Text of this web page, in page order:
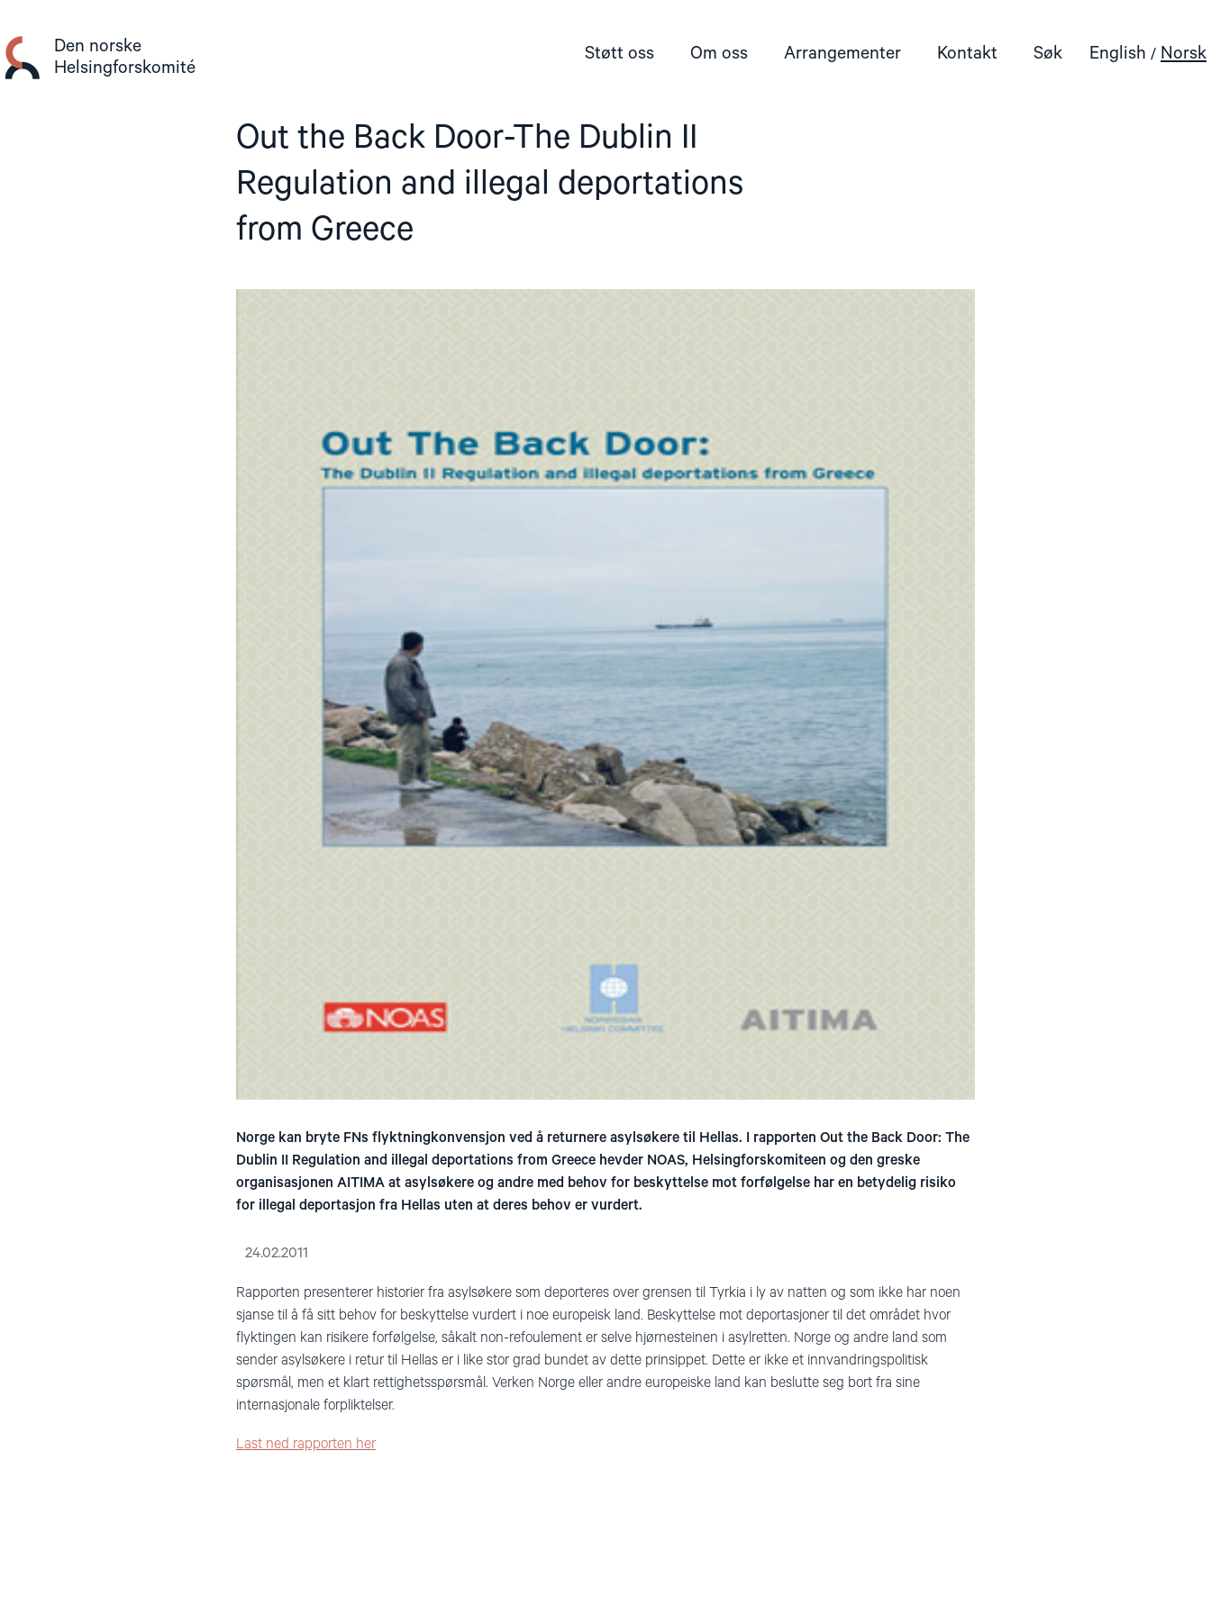
innhold
Den norske
Helsingforskomité
Støtt oss Om oss Arrangementer Kontakt Søk English Norsk
Out the Back Door-The Dublin II
Regulation and illegal deportations
from Greece
Norge kan bryte FNs flyktningkonvensjon ved å returnere asylsøkere til Hellas. I rapporten Out the Back Door: The
Dublin II Regulation and illegal deportations from Greece hevder NOAS, Helsingforskomiteen og den greske
organisasjonen AITIMA at asylsøkere og andre med behov for beskyttelse mot forfølgelse har en betydelig risiko
for illegal deportasjon fra Hellas uten at deres behov er vurdert.
24.02.2011
Rapporten presenterer historier fra asylsøkere som deporteres over grensen til Tyrkia i ly av natten og som ikke har noen
sjanse til å få sitt behov for beskyttelse vurdert i noe europeisk land. Beskyttelse mot deportasjoner til det området hvor
flyktingen kan risikere forfølgelse, såkalt non-refoulement er selve hjørnesteinen i asylretten. Norge og andre land som
sender asylsøkere i retur til Hellas er i like stor grad bundet av dette prinsippet. Dette er ikke et innvandringspolitisk
spørsmål, men et klart rettighetsspørsmål. Verken Norge eller andre europeiske land kan beslutte seg bort fra sine
internasjonale forpliktelser.
Last ned rapporten her